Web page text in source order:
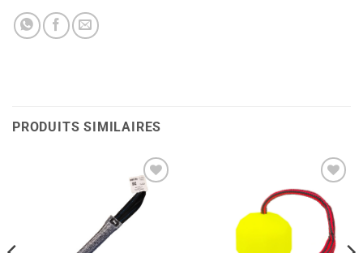
PRODUITS SIMILAIRES
Ajouter
à la liste
Ajouter
à la liste
de
souhaits